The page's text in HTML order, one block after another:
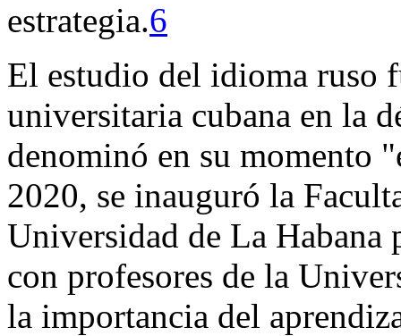
estrategia.6
El estudio del idioma ruso
universitaria cubana en la
denominó en su momento
2020, se inauguró la
Universidad de La Habana
con profesores de la
la importancia del